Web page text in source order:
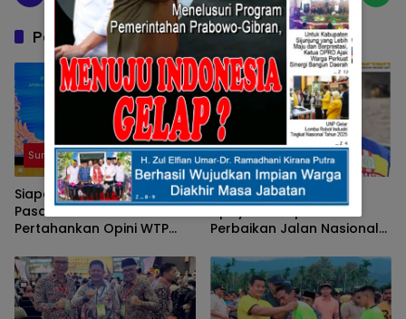
Pos Terkait
Sumbar
Siapa Pun Bupatinya,
Pasaman Terus
Pertahankan Opini WTP
Sumbar
Adanya Pelaksanaan
Upaya Percepatan
Perbaikan Jalan Nasional
Peran Aktif Kepala Daerah